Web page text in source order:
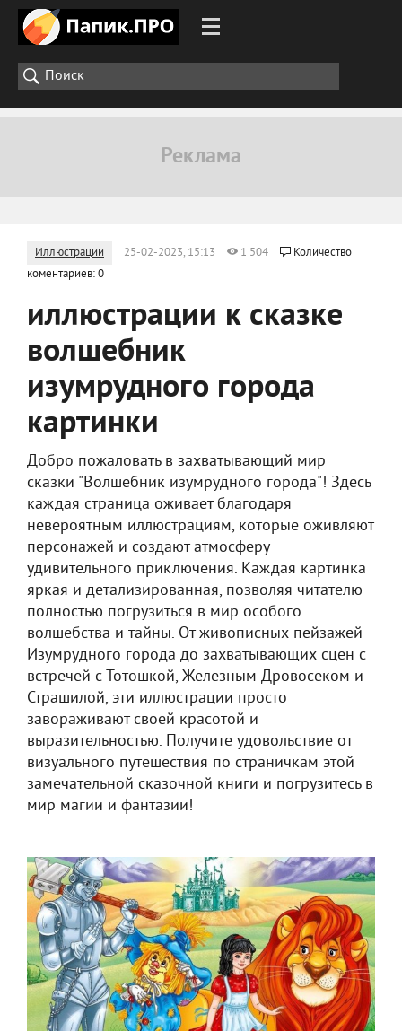
Иллюстрации 25-02-2023, 15:13 1 504
Количество
коментариев: 0
иллюстрации к сказке
волшебник
изумрудного города
картинки
Добро пожаловать в захватывающий мир
сказки "Волшебник изумрудного города"! Здесь
каждая страница оживает благодаря
невероятным иллюстрациям, которые оживляют
персонажей и создают атмосферу
удивительного приключения. Каждая картинка
яркая и детализированная, позволяя читателю
полностью погрузиться в мир особого
волшебства и тайны. От живописных пейзажей
Изумрудного города до захватывающих сцен с
встречей с Тотошкой, Железным Дровосеком и
Страшилой, эти иллюстрации просто
завораживают своей красотой и
выразительностью. Получите удовольствие от
визуального путешествия по страничкам этой
замечательной сказочной книги и погрузитесь в
мир магии и фантазии!